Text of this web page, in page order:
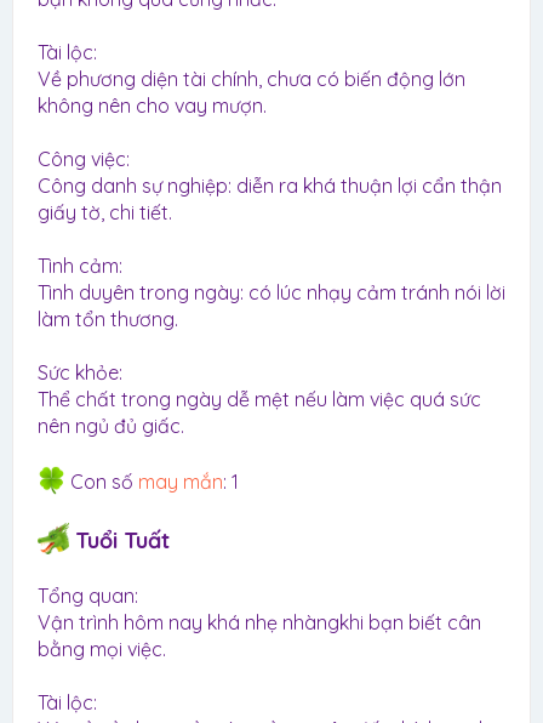
Tài lộc:
Về phương diện tài chính, chưa có biến động lớn
không nên cho vay mượn.
Công việc:
Công danh sự nghiệp: diễn ra khá thuận lợi cẩn thận
giấy tờ, chi tiết.
Tình cảm:
Tình duyên trong ngày: có lúc nhạy cảm tránh nói lời
làm tổn thương.
Sức khỏe:
Thể chất trong ngày dễ mệt nếu làm việc quá sức
nên ngủ đủ giấc.
Con số may mắn: 1
Tuổi Tuất
Tổng quan:
Vận trình hôm nay khá nhẹ nhàngkhi bạn biết cân
bằng mọi việc.
Tài lộc: